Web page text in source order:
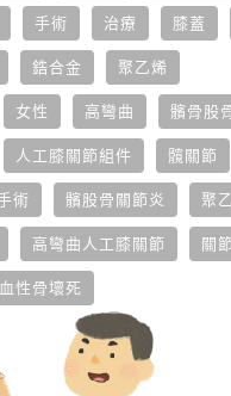
手術 治療 膝蓋
鋯合金 聚乙烯
女性 高彎曲 髕骨股
人工膝關節組件 髖關節
術 髕股骨關節炎 聚
高彎曲人工膝關節 關
性骨壞死